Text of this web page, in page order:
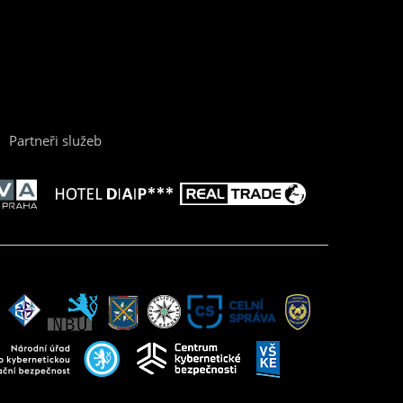
Partneři služeb